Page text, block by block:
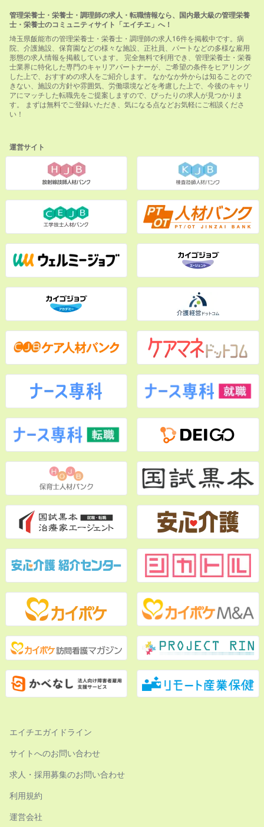
管理栄養士・栄養士・調理師の求人・転職情報なら、国内最大級の管理栄養
士・栄養士のコミュニティサイト「エイチエ」へ！
埼玉県飯能市の管理栄養士・栄養士・調理師の求人16件を掲載中です。病
院、介護施設、保育園などの様々な施設、正社員、パートなどの多様な雇用
形態の求人情報を掲載しています。 完全無料で利用でき、管理栄養士・栄養
士業界に特化した専門のキャリアパートナーが、ご希望の条件をヒアリング
した上で、おすすめの求人をご紹介します。 なかなか外からは知ることので
きない、施設の方針や雰囲気、労働環境などを考慮した上で、今後のキャリ
アにマッチした転職先をご提案しますので、ぴったりの求人が見つかりま
す。 まずは無料でご登録いただき、気になる点などお気軽にご相談くださ
い！
運営サイト
エイチエガイドライン
サイトへのお問い合わせ
求人・採用募集のお問い合わせ
利用規約
運営会社